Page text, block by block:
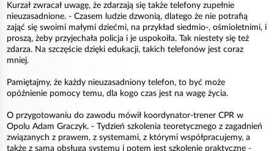
Kurzał zwracał uwagę, że zdarzają się także telefony zupełnie
nieuzasadnione. - Czasem ludzie dzwonią, dlatego że nie potrafią
zająć się swoimi małymi dziećmi, na przykład siedmio-, ośmioletnimi, i
proszą, żeby przyjechała policja i je uspokoiła. Tak niestety się też
zdarza. Na szczęście dzięki edukacji, takich telefonów jest coraz
mniej.
Pamiętajmy, że każdy nieuzasadniony telefon, to być może
opóźnienie pomocy temu, dla kogo czas jest na wagę życia.
O przygotowaniu do zawodu mówił koordynator-trener CPR w
Opolu Adam Graczyk. - Tydzień szkolenia teoretycznego z zagadnień
związanych z prawem, z systemami, z którymi współpracujemy, a
także z samą obsługą systemu i potem jest szkolenie praktyczne -